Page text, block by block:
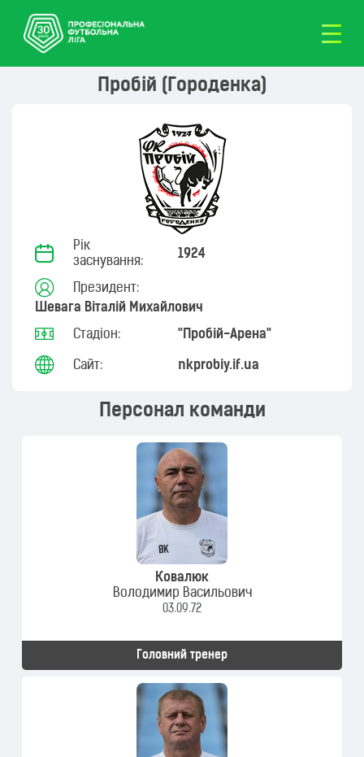
Пробій (Городенка)
Рік
заснування:
1924
Президент:
Шевага Віталій Михайлович
Стадіон: "Пробій-Арена"
Сайт: nkprobiy.if.ua
Персонал команди
Ковалюк
Володимир Васильович
03.09.72
Головний тренер